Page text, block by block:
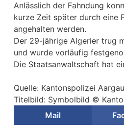
Anlässlich der Fahndung
kurze Zeit später durch eine
angehalten werden.
Der 29-jährige Algerier trug
und wurde vorläufig
Die Staatsanwaltschaft hat
Quelle: Kantonspolizei Aargau
Titelbild: Symbolbild ©
Mail